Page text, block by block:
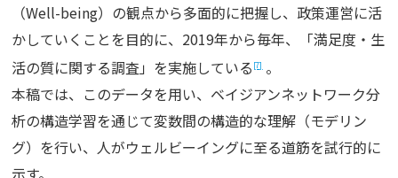
（Well-being）の観点から多面的に把握し、政策運営に活
かしていくことを目的に、2019年から毎年、「満足度・生
活の質に関する調査」を実施している [7]。
本稿では、このデータを用い、ベイジアンネットワーク分
析の構造学習を通じて変数間の構造的な理解（モデリン
グ）を行い、人がウェルビーイングに至る道筋を試行的に
示す。